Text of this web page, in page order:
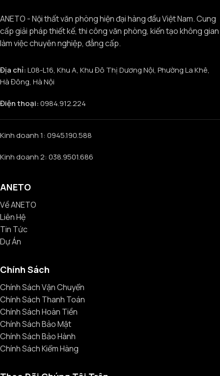
ANETO - Nội thất văn phòng hiện đại hàng đầu Việt Nam. Cung
cấp giải pháp thiết kế, thi công văn phòng, kiến tạo không gian
làm việc chuyên nghiệp, đẳng cấp.
Địa chỉ:L08-L16, Khu A, Khu Đô Thị Dương Nội, Phường La Khê,
Hà Đông, Hà Nội
Điện thoại:0984.912.224
Kinh doanh 1: 0945.190.588
Kinh doanh 2: 038.9501.686
ANETO
Về ANETO
Liên Hệ
Tin Tức
Dự Án
Chính Sách
Chính Sách Vận Chuyển
Chính Sách Thanh Toán
Chính Sách Hoàn Tiền
Chính Sách Bảo Mật
Chính Sách Bảo Hành
Chính Sách Kiểm Hàng